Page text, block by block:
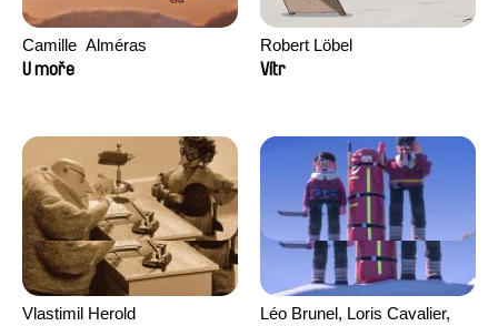
Camille​ ​ ​Alméras
U moře
Robert Löbel
Vítr
Vlastimil Herold
Léo Brunel, Loris Cavalier,